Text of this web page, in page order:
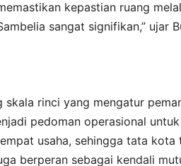
kepastian ruang
sangat signifikan,” ujar
skala rinci yang mengatur
pedoman operasional untuk
usaha, sehingga tata kota
berperan sebagai kendali